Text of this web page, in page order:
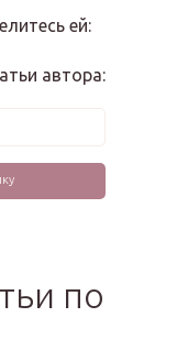
ей:
автора:
по